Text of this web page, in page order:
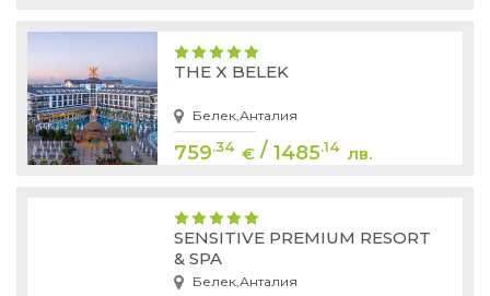
THE X BELEK
Белек,Анталия
759.34 € /1485.14 лв.
SENSITIVE PREMIUM RESORT
& SPA
Белек,Анталия